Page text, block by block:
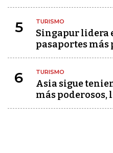
5 TURISMO
Singapur lidera
pasaportes más
6 TURISMO
Asia sigue
más